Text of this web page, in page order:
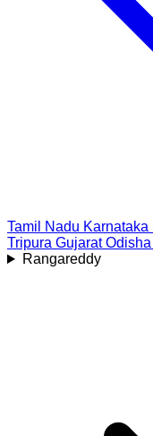
Tamil Nadu Karnataka
Tripura Gujarat Odisha
Rangareddy